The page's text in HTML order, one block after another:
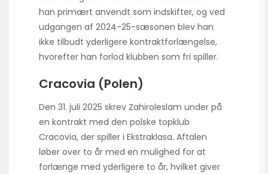
han primært anvendt som indskifter, og ved
udgangen af 2024-25-sæsonen blev han
ikke tilbudt yderligere kontraktforlængelse,
hvorefter han forlod klubben som fri spiller.
Cracovia (Polen)
Den 31. juli 2025 skrev Zahiroleslam under på
en kontrakt med den polske topklub
Cracovia, der spiller i Ekstraklasa. Aftalen
løber over to år med en mulighed for at
forlænge med yderligere to år, hvilket giver